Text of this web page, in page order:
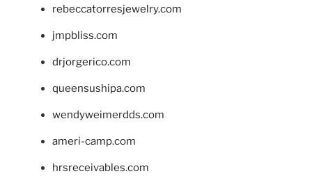
rebeccatorresjewelry.com
jmpbliss.com
drjorgerico.com
queensushipa.com
wendyweimerdds.com
ameri-camp.com
hrsreceivables.com